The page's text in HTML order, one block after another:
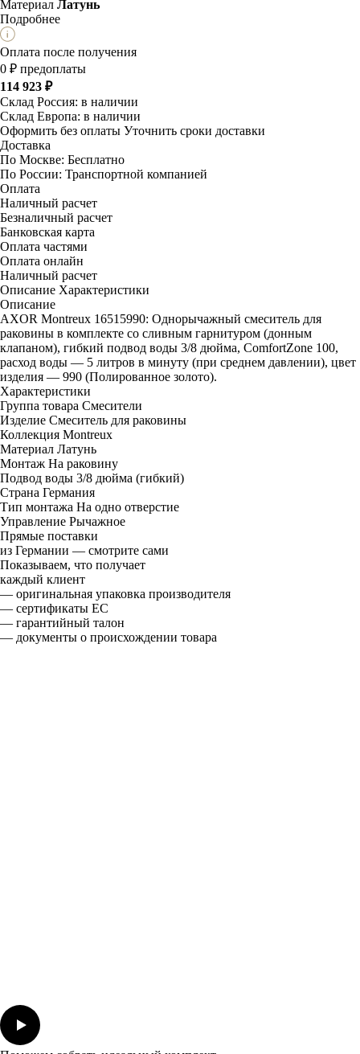
Материал Латунь
Подробнее
Оплата после получения
0 ₽ предоплаты
114 923 ₽
Склад Россия: в наличии
Склад Европа: в наличии
Оформить без оплаты Уточнить сроки доставки
Доставка
По Москве: Бесплатно
По России: Транспортной компанией
Оплата
Наличный расчет
Безналичный расчет
Банковская карта
Оплата частями
Оплата онлайн
Наличный расчет
Описание Характеристики
Описание
AXOR Montreux 16515990: Однорычажный смеситель для
раковины в комплекте со сливным гарнитуром (донным
клапаном), гибкий подвод воды 3/8 дюйма, ComfortZone 100,
расход воды — 5 литров в минуту (при среднем давлении), цвет
изделия — 990 (Полированное золото).
Характеристики
Группа товара Смесители
Изделие Смеситель для раковины
Коллекция Montreux
Материал Латунь
Монтаж На раковину
Подвод воды 3/8 дюйма (гибкий)
Страна Германия
Тип монтажа На одно отверстие
Управление Рычажное
Прямые поставки
из Германии — смотрите сами
Показываем, что получает
каждый клиент
— оригинальная упаковка производителя
— сертификаты ЕС
— гарантийный талон
— документы о происхождении товара